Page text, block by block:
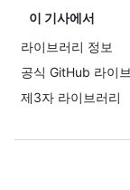
이 기사에서
라이브러리 정보
공식 GitHub 라이
제3자 라이브러리